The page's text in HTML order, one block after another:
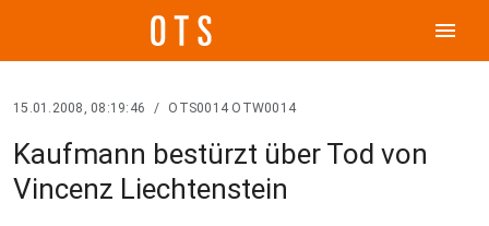
menu
15.01.2008, 08:19:46 / OTS0014 OTW0014
Kaufmann bestürzt über Tod von
Vincenz Liechtenstein